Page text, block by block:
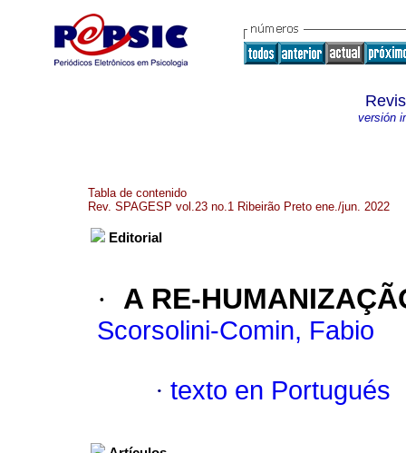
versión
Tabla de contenido
Rev. SPAGESP vol.23 no.1 Ribeirão Preto ene./jun. 2022
Editorial
· A RE-
Scorsolini-Comin, Fabio
· texto en Portugués